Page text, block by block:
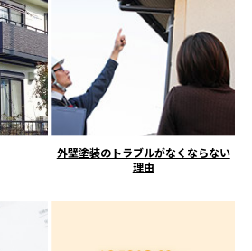
外壁塗装のトラブルがなくならない
理由